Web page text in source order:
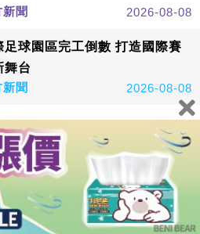
聞
2026-08-08
足球園區完工倒數 打造國際賽
舞台
聞
2026-08-08
更多
限公司版權所有，非經授權，請
Reserved.